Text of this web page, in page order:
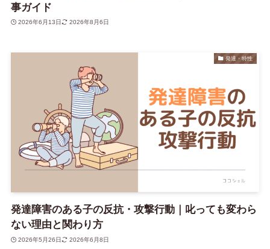
事ガイド
2026年6月13日 2026年8月6日
発達・特性
発達障害のある子の反抗・攻撃行動｜叱っても変わら
ない理由と関わり方
2026年5月26日 2026年6月8日